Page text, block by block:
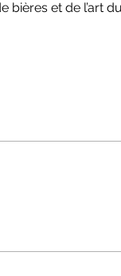
bières et de l’art